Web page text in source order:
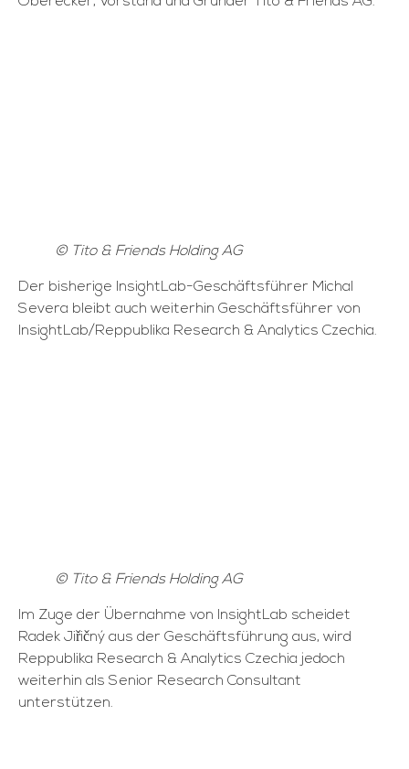
© Tito & Friends Holding AG
Der bisherige InsightLab-Geschäftsführer Michal
Severa bleibt auch weiterhin Geschäftsführer von
InsightLab/Reppublika Research & Analytics Czechia.
© Tito & Friends Holding AG
Im Zuge der Übernahme von InsightLab scheidet
Radek Jiřičný aus der Geschäftsführung aus, wird
Reppublika Research & Analytics Czechia jedoch
weiterhin als Senior Research Consultant
unterstützen.